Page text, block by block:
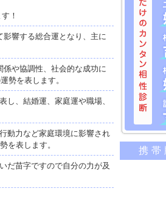
！
響する総合運となり、主に
や協調性、社会的な成功に
勢を表します。
し、結婚運、家庭運や職場、
動力など家庭環境に影響され
を表します。
だ苗字ですので自分の力が及
名前だけ
意外に
二人の
相性の
相手の
携帯